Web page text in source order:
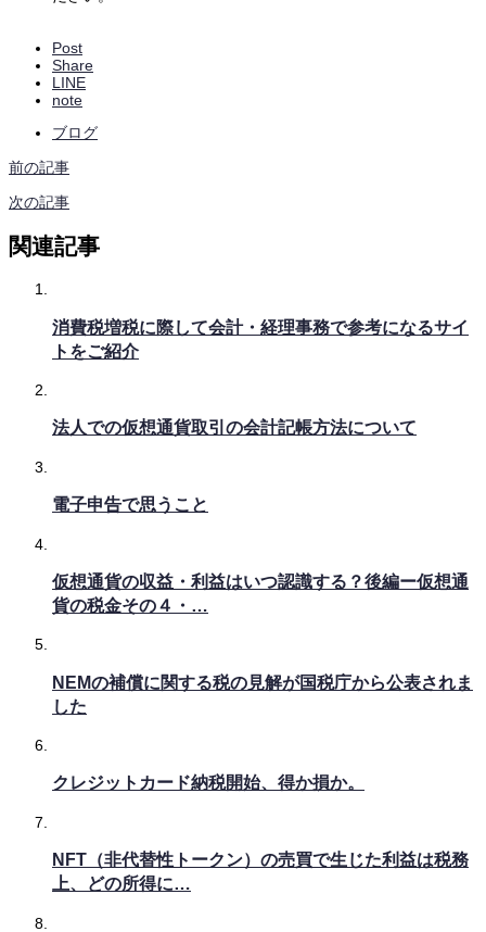
Post
Share
LINE
note
ブログ
前の記事
次の記事
関連記事
消費税増税に際して会計・経理事務で参考になるサイ
トをご紹介
法人での仮想通貨取引の会計記帳方法について
電子申告で思うこと
仮想通貨の収益・利益はいつ認識する？後編ー仮想通
貨の税金その４・…
NEMの補償に関する税の見解が国税庁から公表されま
した
クレジットカード納税開始、得か損か。
NFT（非代替性トークン）の売買で生じた利益は税務
上、どの所得に…